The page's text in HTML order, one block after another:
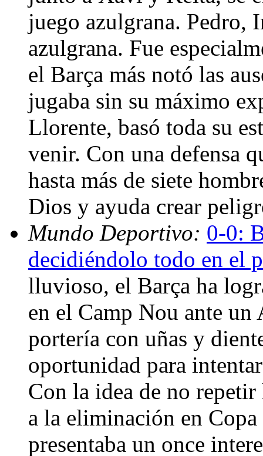
juego azulgrana. Pedro,
azulgrana. Fue
el Barça más notó las
jugaba sin su máximo
Llorente, basó toda su
venir. Con una defensa
hasta más de siete
Dios y ayuda crear
Mundo Deportivo: 0-0:
decidiéndolo todo en el
lluvioso, el Barça ha
en el Camp Nou ante un
portería con uñas y
oportunidad para
Con la idea de no
a la eliminación en
presentaba un once